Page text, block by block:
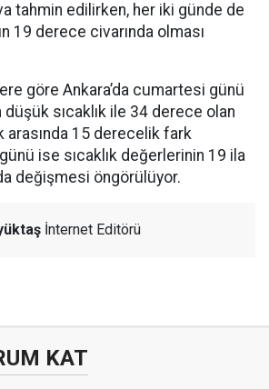
tahmin edilirken, her iki günde de
19 derece civarında olması
göre Ankara’da cumartesi günü
sıcaklık ile 34 derece olan
arasında 15 derecelik fark
ise sıcaklık değerlerinin 19 ila
değişmesi öngörülüyor.
İnternet Editörü
KAT